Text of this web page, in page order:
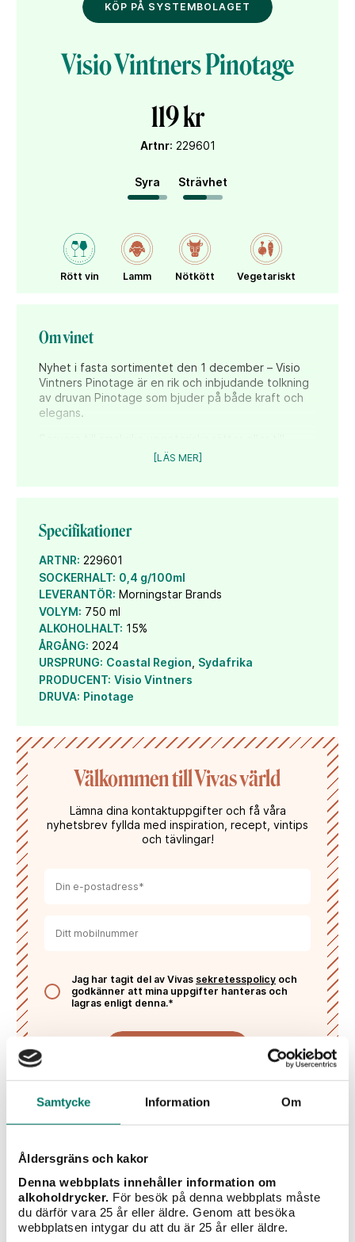
Samtycke Information Om
Åldersgräns och kakor
Denna webbplats innehåller information om
alkoholdrycker. För besök på denna webbplats måste
du därför vara 25 år eller äldre. Genom att besöka
webbplatsen intygar du att du är 25 år eller äldre.
Visio Vintners Pinotage
119 kr
Artnr: 229601
KÖP PÅ SYSTEMBOLAGET
Syra Strävhet
Rött vin Lamm Nötkött Vegetariskt
Om vinet
Nyhet i fasta sortimentet den 1 december – Visio
Vintners Pinotage är en rik och inbjudande tolkning
av druvan Pinotage som bjuder på både kraft och
elegans.
lamm- och nötkött – gärna grillat – där dess
[LÄS MER]
Specifikationer
ARTNR: 229601
SOCKERHALT: 0,4 g/100ml
LEVERANTÖR: Morningstar Brands
VOLYM: 750 ml
ALKOHOLHALT: 15%
ÅRGÅNG: 2024
URSPRUNG: Coastal Region Sydafrika
PRODUCENT: Visio Vintners
DRUVA: Pinotage
Välkommen till Vivas värld
Lämna dina kontaktuppgifter och få våra
nyhetsbrev fyllda med inspiration, recept, vintips
och tävlingar!
Jag har tagit del av Vivas sekretesspolicy och
godkänner att mina uppgifter hanteras och
lagras enligt denna.*
Liknande viner